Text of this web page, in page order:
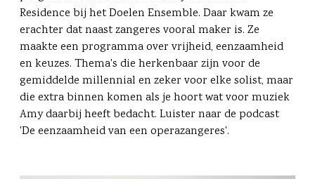
Residence bij het Doelen Ensemble. Daar kwam ze
erachter dat naast zangeres vooral maker is. Ze
maakte een programma over vrijheid, eenzaamheid
en keuzes. Thema's die herkenbaar zijn voor de
gemiddelde millennial en zeker voor elke solist, maar
die extra binnen komen als je hoort wat voor muziek
Amy daarbij heeft bedacht. Luister naar de podcast
'De eenzaamheid van een operazangeres'.